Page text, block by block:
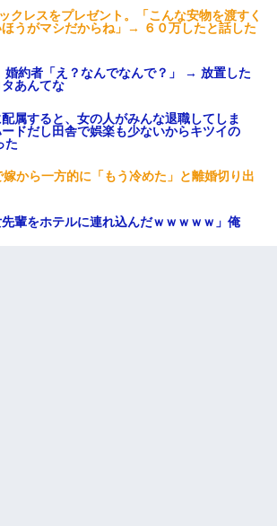
クレスをプレゼント。「こんな安物を渡すく
うがマシだからね」→ ６０万したと話した
婚約者「え？なんでなんで？」 → 放置した
あんてな
配属すると、女の人がみんな退職してしま
ドだし田舎で娯楽も少ないからキツイの
た
から一方的に「もう冷めた」と離婚切り出
輩をホテルに連れ込んだｗｗｗｗｗ」俺